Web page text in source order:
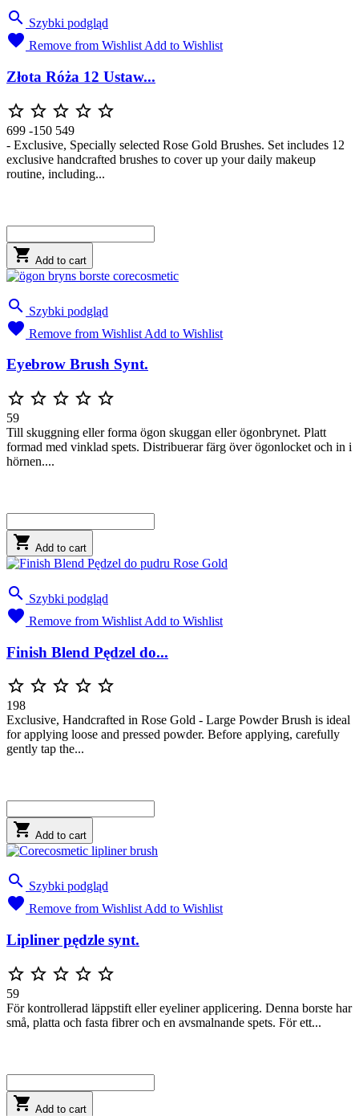
 Szybki podgląd
 Remove from Wishlist Add to Wishlist
Złota Róża 12 Ustaw...
    
699 -150 549
- Exclusive, Specially selected Rose Gold Brushes. Set includes 12
exclusive handcrafted brushes to cover up your daily makeup
routine, including...
 Add to cart
 Szybki podgląd
 Remove from Wishlist Add to Wishlist
Eyebrow Brush Synt.
    
59
Till skuggning eller forma ögon skuggan eller ögonbrynet. Platt
formad med vinklad spets. Distribuerar färg över ögonlocket och in i
hörnen....
 Add to cart
 Szybki podgląd
 Remove from Wishlist Add to Wishlist
Finish Blend Pędzel do...
    
198
Exclusive, Handcrafted in Rose Gold - Large Powder Brush is ideal
for applying loose and pressed powder. Before applying, carefully
gently tap the...
 Add to cart
 Szybki podgląd
 Remove from WishlistAdd to Wishlist
Lipliner pędzle synt.
    
59
För kontrollerad läppstift eller eyeliner applicering. Denna borste har
små, platta och fasta fibrer och en avsmalnande spets. För ett...
 Add to cart